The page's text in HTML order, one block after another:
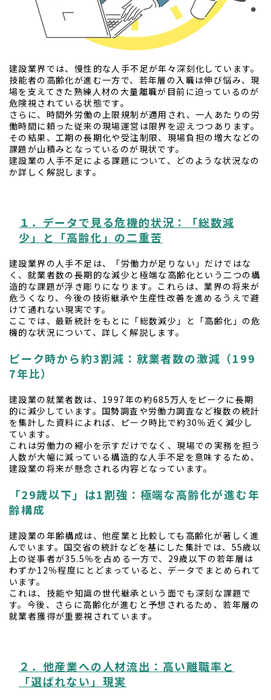
建設業界では、慢性的な人手不足が年々深刻化しています。
技能者の高齢化が進む一方で、若年層の入職は伸び悩み、現
場を支えてきた熟練人材の大量離職が目前に迫っているのが
危険視されている状態です。
さらに、時間外労働の上限規制が適用され、一人あたりの労
働時間に頼った従来の現場運営は限界を迎えつつあります。
その結果、工期の長期化や受注制限、現場負担の増大などの
課題が山積みとなっているのが現状です。
建設業の人手不足による課題について、どのような状況なの
か詳しく解説します。
１．データで見る危機的状況：「総数減
少」と「高齢化」の二重苦
建設業界の人手不足は、「労働力が足りない」だけではな
く、就業者数の長期的な減少と極端な高齢化という二つの構
造的な課題が浮き彫りになります。これらは、業界の将来が
危うくなり、今後の技術継承や生産性改善を進めるうえで避
けて通れない現実です。
ここでは、最新統計をもとに「総数減少」と「高齢化」の危
機的な状況について、詳しく解説します。
ピーク時から約3割減：就業者数の激減（199
7年比）
建設業の就業者数は、1997年の約685万人をピークに長期
的に減少しています。国勢調査や労働力調査など複数の統計
を集計した資料によれば、ピーク時比で約30％近く減少し
ています。
これは労働力の縮小を示すだけでなく、現場での実務を担う
人数が大幅に減っている構造的な人手不足を意味するため、
建設業の将来が懸念される内容となっています。
「29歳以下」は1割強：極端な高齢化が進む年
齢構成
建設業の年齢構成は、他産業と比較しても高齢化が著しく進
んでいます。国交省の統計などを基にした集計では、55歳以
上の従事者が35.5％を占める一方で、29歳以下の若年層は
わずか12％程度にとどまっていると、データでまとめられて
います。
これは、技能や知識の世代継承という面でも深刻な課題で
す。今後、さらに高齢化が進むと予想されるため、若年層の
就業者獲得が重要視されています。
２．他産業への人材流出：高い離職率と
「選ばれない」現実